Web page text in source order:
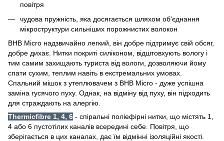
повітря
чудова пружність, яка досягається шляхом об'єднання
мікроструктури сильніших порожнистих волокон
BHB Micro надзвичайно легкий, він добре підтримує свій обсяг,
добре дихає. Нитки покриті силіконом, відштовхують вологу і
тим самим захищають туриста від вологи, дозволяючи йому
спати сухим, теплим навіть в екстремальних умовах.
Спальний мішок з утеплювачем з BHB Micro - дуже успішна
заміна гусячого пуху. Однак, на відміну від пуху, він підходить
для страждають на алергію.
Thermicfibre 1, 4, 6 - спіральні поліефірні нитки, що містять 1,
4 або 6 пустотілих каналів всередині себе. Повітря, що
зберігається в цих каналах, дає їм відмінні ізоляційні якості.